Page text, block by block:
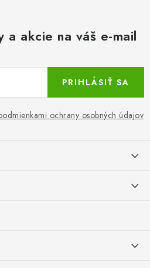
a akcie na váš e-mail
ochrany osobných údajov
PRIHLÁSIŤ SA